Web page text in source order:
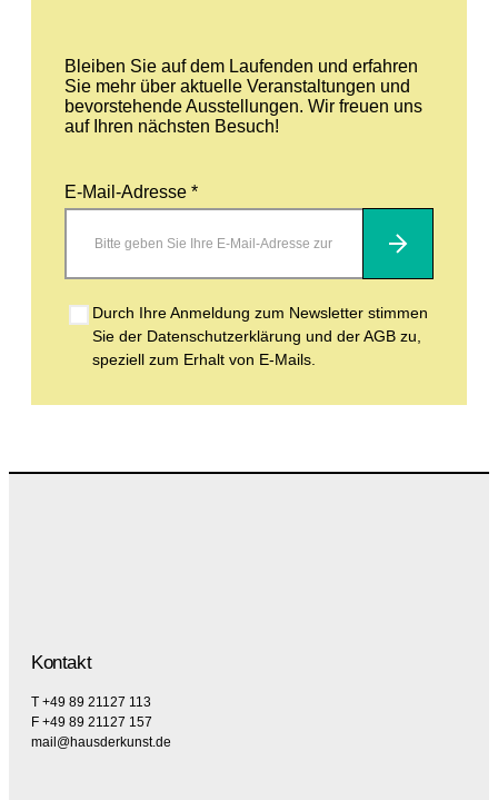
Bleiben Sie auf dem Laufenden und erfahren
Sie mehr über aktuelle Veranstaltungen und
bevorstehende Ausstellungen. Wir freuen uns
auf Ihren nächsten Besuch!
E-Mail-Adresse *
Abonnieren
Durch Ihre Anmeldung zum Newsletter stimmen
Sie der Datenschutzerklärung und der AGB zu,
speziell zum Erhalt von E-Mails.
Kontakt
T +49 89 21127 113
F +49 89 21127 157
mail@hausderkunst.de